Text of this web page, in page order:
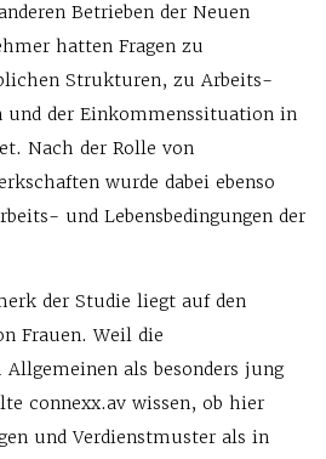
Betrieben der Neuen
hatten Fragen zu
Strukturen, zu Arbeits-
und der Einkommenssituation in
Nach der Rolle von
wurde dabei ebenso
und Lebensbedingungen der
der Studie liegt auf den
Frauen. Weil die
als besonders jung
connexx.av wissen, ob hier
und Verdienstmuster als in